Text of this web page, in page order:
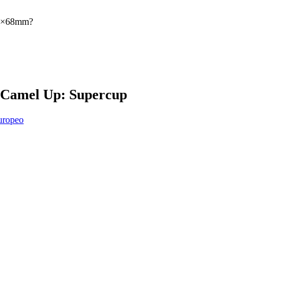
Camel Up: Supercup